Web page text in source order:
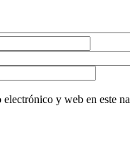
y web en este